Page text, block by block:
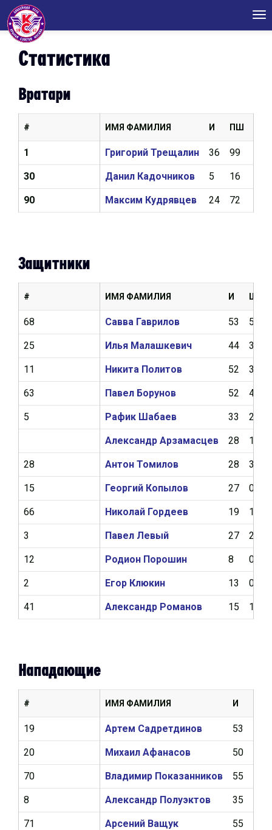
Статистика
Вратари
ИМЯ ФАМИЛИЯ И ПШ
Григорий Трещалин 36 99
Данил Кадочников 5 16
Максим Кудрявцев 24 72
#
1
30
90
Защитники
ИМЯ ФАМИЛИЯ И Ш
Савва Гаврилов 53 5
Илья Малашкевич 44 3
Никита Политов 52 3
Павел Борунов 52 4
Рафик Шабаев 33 2
Александр Арзамасцев 28 1
Антон Томилов 28 3
Георгий Копылов 27 0
Николай Гордеев 19 1
Павел Левый 27 2
Родион Порошин 8 0
Егор Клюкин 13 0
Александр Романов 15 1
#
68
25
11
63
5
28
15
66
3
12
2
41
Нападающие
ИМЯ ФАМИЛИЯ И
Артем Садретдинов 53
Михаил Афанасов 50
Владимир Показанников 55
Александр Полуэктов 35
Арсений Ващук 55
#
19
20
70
8
71